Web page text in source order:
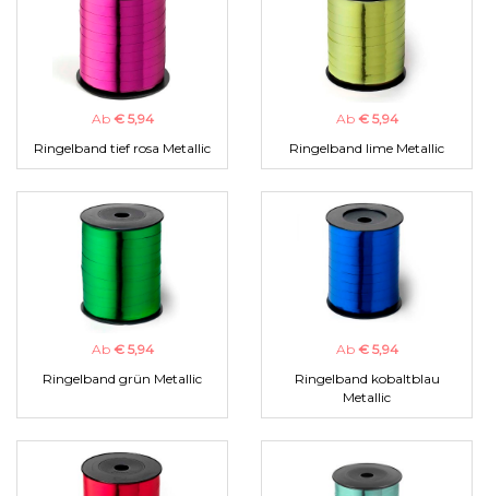
Ab € 5,94
Ringelband tief rosa Metallic
Ab € 5,94
Ringelband lime Metallic
Ab € 5,94
Ringelband grün Metallic
Ab € 5,94
Ringelband kobaltblau
Metallic